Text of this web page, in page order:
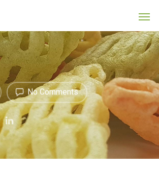
No Comments